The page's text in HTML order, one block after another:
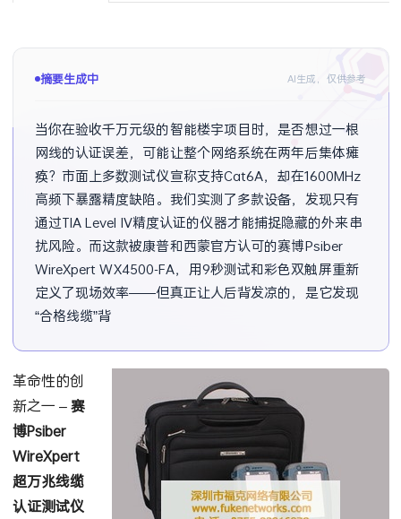
摘要已生成 AI生成，仅供参考
当你在验收千万元级的智能楼宇项目时，是否想过一根
网线的认证误差，可能让整个网络系统在两年后集体瘫
痪？市面上多数测试仪宣称支持Cat6A，却在1600MHz
高频下暴露精度缺陷。我们实测了多款设备，发现只有
通过TIA Level IV精度认证的仪器才能捕捉隐藏的外来串
扰风险。而这款被康普和西蒙官方认可的赛博Psiber
WireXpert WX4500-FA，用9秒测试和彩色双触屏重新
定义了现场效率——但真正让人后背发凉的，是它发现
“合格线缆”背后那3%的隐性故障能力，你敢忽略吗？
革命性的创
新之一 –赛
博Psiber
WireXpert
超万兆线缆
认证测试仪